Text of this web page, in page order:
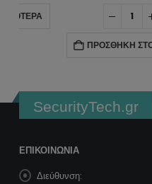
ΠΡΟΣΘΉΚΗ ΣΤΟ ΚΑΛΆΘΙ
SecurityTech.gr
ΕΠΙΚΟΙΝΩΝΊΑ
Διεύθυνση: